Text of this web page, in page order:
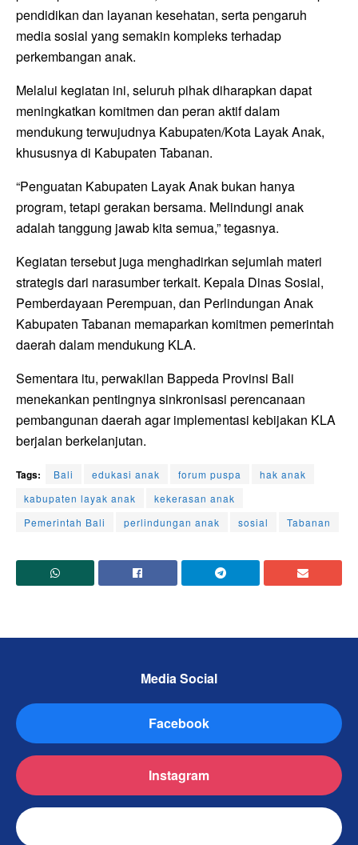
pendidikan dan layanan kesehatan, serta pengaruh
media sosial yang semakin kompleks terhadap
perkembangan anak.
Melalui kegiatan ini, seluruh pihak diharapkan dapat
meningkatkan komitmen dan peran aktif dalam
mendukung terwujudnya Kabupaten/Kota Layak Anak,
khususnya di Kabupaten Tabanan.
“Penguatan Kabupaten Layak Anak bukan hanya
program, tetapi gerakan bersama. Melindungi anak
adalah tanggung jawab kita semua,” tegasnya.
Kegiatan tersebut juga menghadirkan sejumlah materi
strategis dari narasumber terkait. Kepala Dinas Sosial,
Pemberdayaan Perempuan, dan Perlindungan Anak
Kabupaten Tabanan memaparkan komitmen pemerintah
daerah dalam mendukung KLA.
Sementara itu, perwakilan Bappeda Provinsi Bali
menekankan pentingnya sinkronisasi perencanaan
pembangunan daerah agar implementasi kebijakan KLA
berjalan berkelanjutan.
Tags: Bali edukasi anak forum puspa
hak anak
kabupaten layak anak
kekerasan anak
Pemerintah Bali
perlindungan anak sosial Tabanan
Media Social
Facebook
Instagram